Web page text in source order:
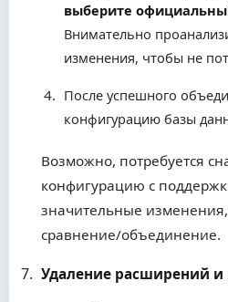
выберите
Внимательно
изменения, чтобы не
После успешного
конфигурацию базы
Возможно, потребуется
конфигурацию с
значительные
сравнение/объединение.
Удаление расширений и